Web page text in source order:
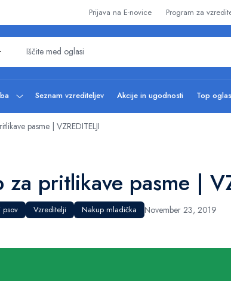
Prijava na E-novice Program za
Seznam vzrediteljev Akcije in ugodnosti Top
pasme | VZREDITELJI
za pritlikave pasme |
Vzreditelji Nakup mladička November 23, 2019